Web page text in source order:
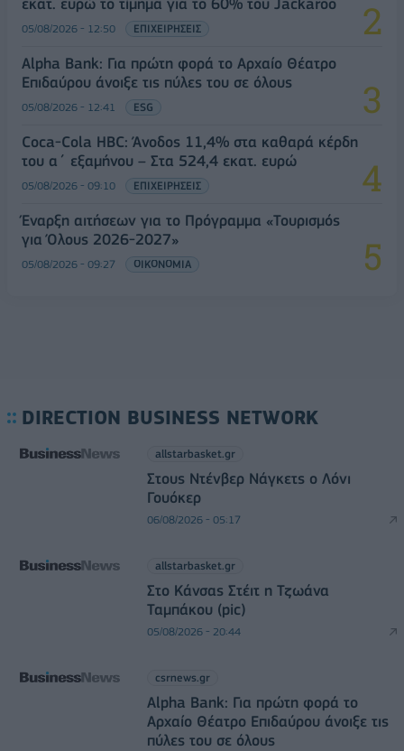
εκατ. ευρώ το τίμημα για το 60% του Jackaroo
05/08/2026 - 12:50 ΕΠΙΧΕΙΡΗΣΕΙΣ
Alpha Bank: Για πρώτη φορά το Αρχαίο Θέατρο
Επιδαύρου άνοιξε τις πύλες του σε όλους
05/08/2026 - 12:41 ESG
Coca-Cola HBC: Άνοδος 11,4% στα καθαρά κέρδη
του α΄ εξαμήνου – Στα 524,4 εκατ. ευρώ
05/08/2026 - 09:10 ΕΠΙΧΕΙΡΗΣΕΙΣ
Έναρξη αιτήσεων για το Πρόγραμμα «Τουρισμός
για Όλους 2026-2027»
05/08/2026 - 09:27 ΟΙΚΟΝΟΜΙΑ
DIRECTION BUSINESS NETWORK
allstarbasket.gr
Στους Ντένβερ Νάγκετς ο Λόνι
Γουόκερ
06/08/2026 - 05:17
allstarbasket.gr
Στο Κάνσας Στέιτ η Τζωάνα
Ταμπάκου (pic)
05/08/2026 - 20:44
csrnews.gr
Alpha Bank: Για πρώτη φορά το
Αρχαίο Θέατρο Επιδαύρου άνοιξε τις
πύλες του σε όλους